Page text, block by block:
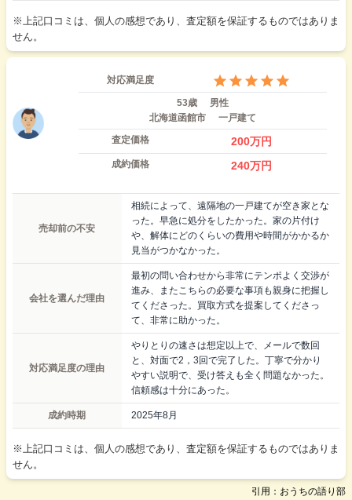
※上記口コミは、個人の感想であり、査定額を保証するものではありま
せん。
対応満足度
53歳
男性
北海道函館市
一戸建て
査定価格
200万円
成約価格 240万円
売却前の不安
相続によって、遠隔地の一戸建てが空き家とな
った。早急に処分をしたかった。家の片付け
や、解体にどのくらいの費用や時間がかかるか
見当がつかなかった。
会社を選んだ理由
最初の問い合わせから非常にテンポよく交渉が
進み、またこちらの必要な事項も親身に把握し
てくださった。買取方式を提案してくださっ
て、非常に助かった。
対応満足度の理由
やりとりの速さは想定以上で、メールで数回
と、対面で2，3回で完了した。丁寧で分かり
やすい説明で、受け答えも全く問題なかった。
信頼感は十分にあった。
成約時期 2025年8月
※上記口コミは、個人の感想であり、査定額を保証するものではありま
せん。
引用：おうちの語り部